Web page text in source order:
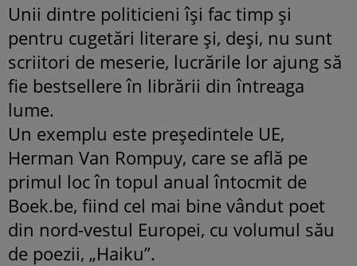
Unii dintre politicieni îşi fac timp şi
pentru cugetări literare şi, deşi, nu sunt
scriitori de meserie, lucrările lor ajung să
fie bestsellere în librării din întreaga
lume.
Un exemplu este preşedintele UE,
Herman Van Rompuy, care se află pe
primul loc în topul anual întocmit de
Boek.be, fiind cel mai bine vândut poet
din nord-vestul Europei, cu volumul său
de poezii, „Haiku”.